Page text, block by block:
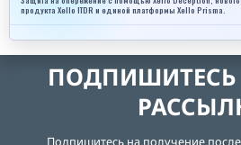
продукта Xello ITDR и единой платформы Xello Prisma.
ПОДПИШИТЕСЬ
Подпишитесь на получение